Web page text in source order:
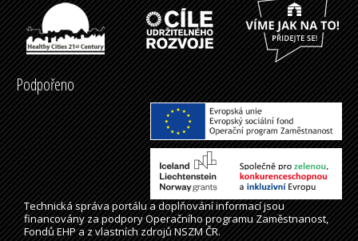
Podpořeno
Technická správaportálua doplňování informací jsou
financovány za podpory Operačního programu Zaměstnanost,
Fondů EHP a z vlastních zdrojů NSZM ČR.